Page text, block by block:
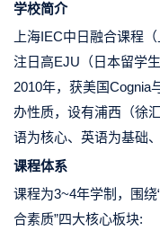
学校简介
上海IEC中日融合课程
注日高EJU（日本留学
2010年，获美国Cognia
办性质，设有浦西（徐
语为核心、英语为基础
课程体系
课程为3~4年学制，围
合素质”四大核心板块: